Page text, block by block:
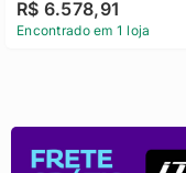
R$ 6.578,91
Encontrado em 1 loja